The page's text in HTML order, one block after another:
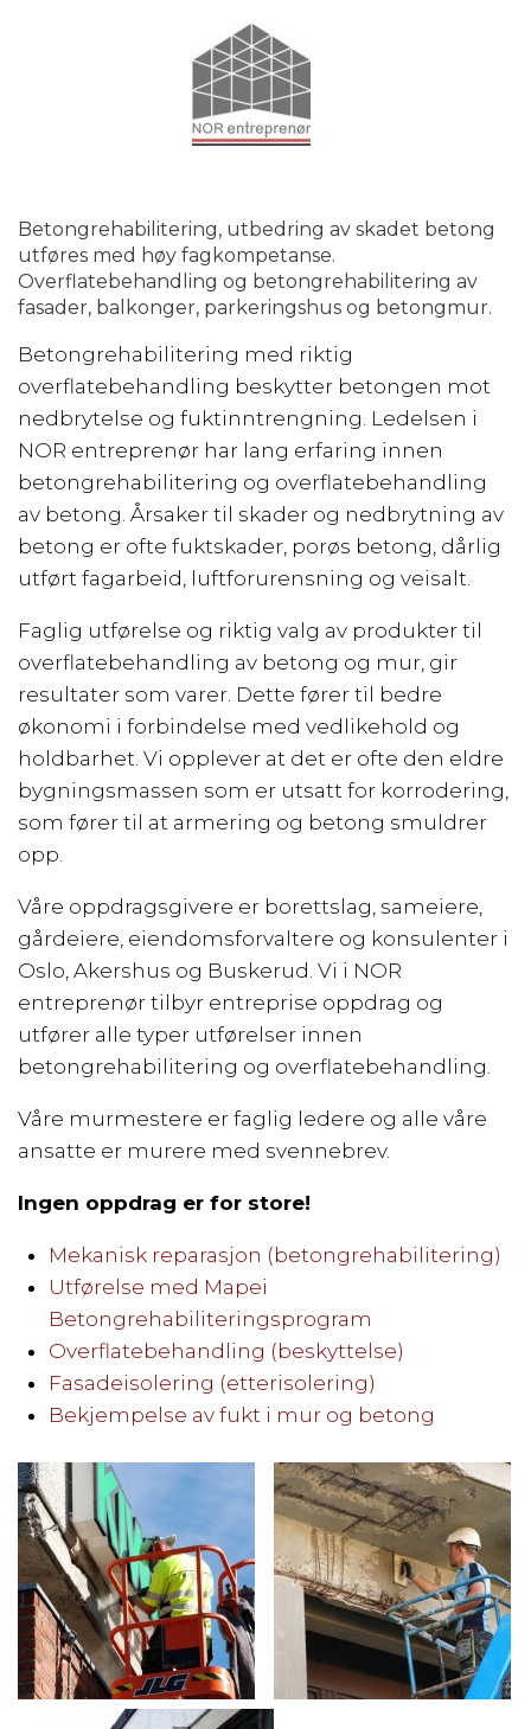
Betongrehabilitering, utbedring av skadet betong
utføres med høy fagkompetanse.
Overflatebehandling og betongrehabilitering av
fasader, balkonger, parkeringshus og betongmur.
Betongrehabilitering med riktig
overflatebehandling beskytter betongen mot
nedbrytelse og fuktinntrengning. Ledelsen i
NOR entreprenør har lang erfaring innen
betongrehabilitering og overflatebehandling
av betong. Årsaker til skader og nedbrytning av
betong er ofte fuktskader, porøs betong, dårlig
utført fagarbeid, luftforurensning og veisalt.
Faglig utførelse og riktig valg av produkter til
overflatebehandling av betong og mur, gir
resultater som varer. Dette fører til bedre
økonomi i forbindelse med vedlikehold og
holdbarhet. Vi opplever at det er ofte den eldre
bygningsmassen som er utsatt for korrodering,
som fører til at armering og betong smuldrer
opp.
Våre oppdragsgivere er borettslag, sameiere,
gårdeiere, eiendomsforvaltere og konsulenter i
Oslo, Akershus og Buskerud. Vi i NOR
entreprenør tilbyr entreprise oppdrag og
utfører alle typer utførelser innen
betongrehabilitering og overflatebehandling.
Våre murmestere er faglig ledere og alle våre
ansatte er murere med svennebrev.
Ingen oppdrag er for store!
Mekanisk reparasjon (betongrehabilitering)
Utførelse med Mapei
Betongrehabiliteringsprogram
Overflatebehandling (beskyttelse)
Fasadeisolering (etterisolering)
Bekjempelse av fukt i mur og betong